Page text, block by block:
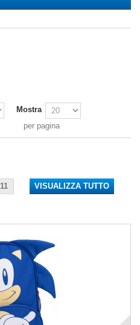
Mostra
per pagina
VISUALIZZA TUTTO
11